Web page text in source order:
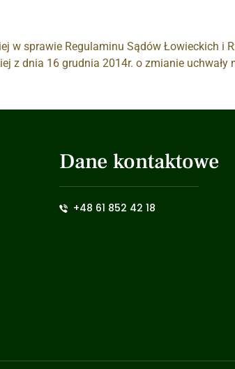
w sprawie Regulaminu Sądów Łowieckich
z dnia 16 grudnia 2014r. o zmianie
Dane kontaktowe
+48 61 852 42 18